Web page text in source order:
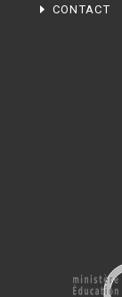
CONTACT